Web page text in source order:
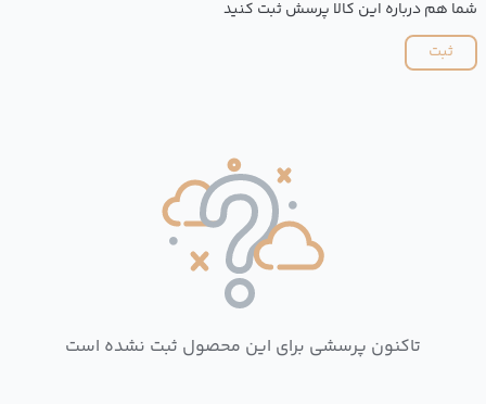
شما هم درباره این کالا پرسش ثبت کنید
ثبت
تاکنون پرسشی برای این محصول ثبت نشده است